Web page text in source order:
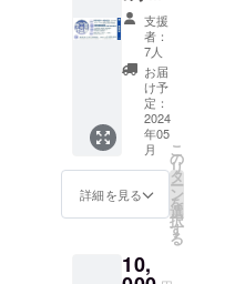
限：
2024年
6月4
日）
芸作品
展の入
場券
（1000
円）を
５枚お
送りさ
せて頂
きま
す。是
非お誘
いあわ
せの
来場く
ださ
支援
者：
7人
お届
け予
定：
2024
年05
月
詳細を見る
こ
の
リ
タ
ー
ン
を
選
択
す
る
10,